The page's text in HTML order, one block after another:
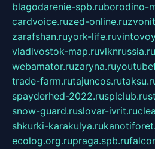
blagodarenie-spb.ruborodino-
cardvoice.ruzed-online.ru
zarafshan.ruyork-life.ru
vladivostok-map.ruvlknrussia.ru
webamator.ruzaryna.ru
trade-farm.rutajuncos.ru
spayderhed-2022.rusplclub.ru
snow-guard.ruslovar-ivrit.ru
shkurki-karakulya.ru
ecolog.org.rupraga.spb.ru